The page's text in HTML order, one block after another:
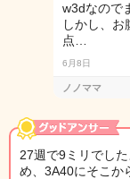
w3dなので
しかし、
点…
6月8日
ノノママ
27週で9ミリでし
め、3A40にそこか